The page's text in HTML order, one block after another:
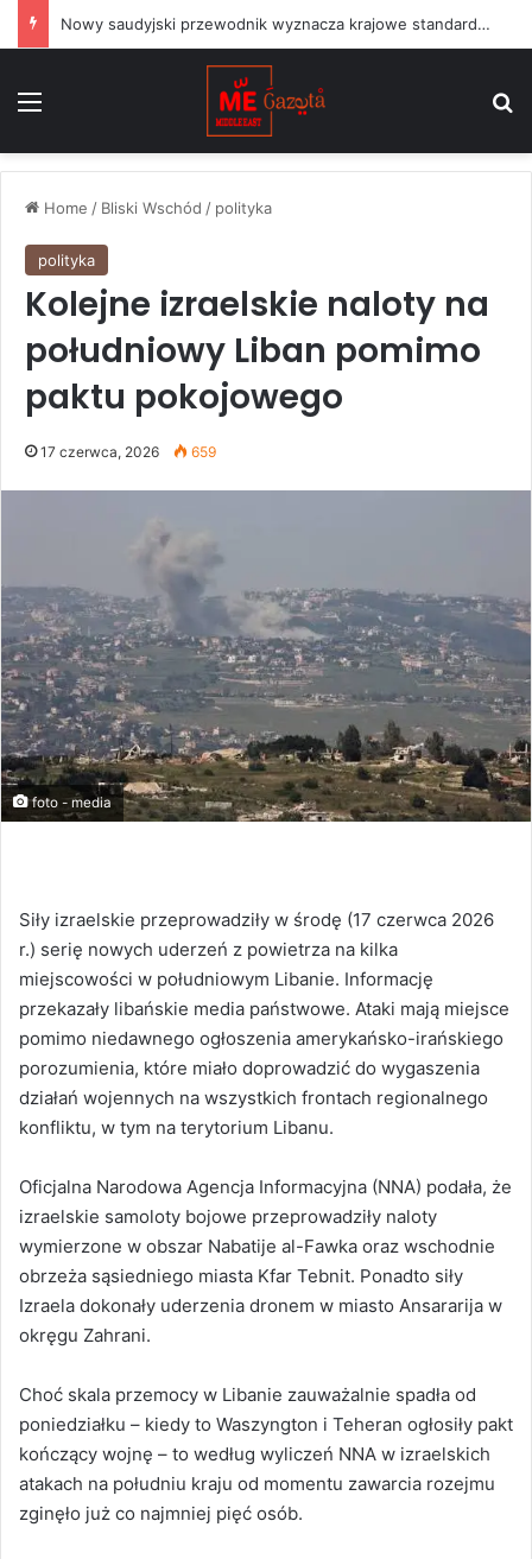
Nowy saudyjski przewodnik wyznacza krajowe standardy dla projektów sztuki publicznej
Home / Bliski Wschód / polityka
polityka
Kolejne izraelskie naloty na
południowy Liban pomimo
paktu pokojowego
17 czerwca, 2026 659
foto - media
Siły izraelskie przeprowadziły w środę (17 czerwca 2026
r.) serię nowych uderzeń z powietrza na kilka
miejscowości w południowym Libanie. Informację
przekazały libańskie media państwowe. Ataki mają miejsce
pomimo niedawnego ogłoszenia amerykańsko-irańskiego
porozumienia, które miało doprowadzić do wygaszenia
działań wojennych na wszystkich frontach regionalnego
konfliktu, w tym na terytorium Libanu.
Oficjalna Narodowa Agencja Informacyjna (NNA) podała, że
izraelskie samoloty bojowe przeprowadziły naloty
wymierzone w obszar Nabatije al-Fawka oraz wschodnie
obrzeża sąsiedniego miasta Kfar Tebnit. Ponadto siły
Izraela dokonały uderzenia dronem w miasto Ansararija w
okręgu Zahrani.
Choć skala przemocy w Libanie zauważalnie spadła od
poniedziałku – kiedy to Waszyngton i Teheran ogłosiły pakt
kończący wojnę – to według wyliczeń NNA w izraelskich
atakach na południu kraju od momentu zawarcia rozejmu
zginęło już co najmniej pięć osób.